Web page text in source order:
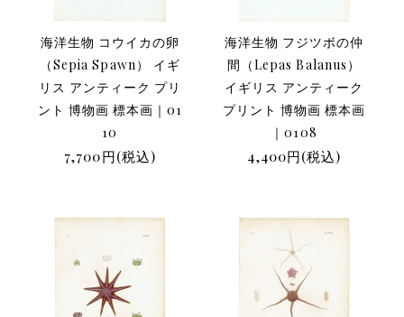
海洋生物 コウイカの卵
（Sepia Spawn） イギ
リス アンティーク プリ
ント 博物画 標本画｜01
10
7,700円(税込)
海洋生物 フジツボの仲
間（Lepas Balanus）
イギリス アンティーク
プリント 博物画 標本画
｜0108
4,400円(税込)